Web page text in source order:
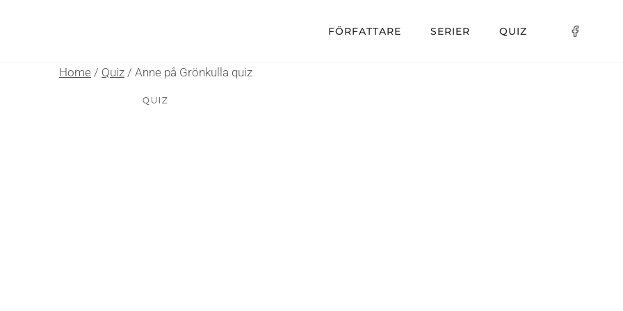
FÖRFATTARE SERIER QUIZ
Home / Quiz / Anne på Grönkulla quiz
QUIZ